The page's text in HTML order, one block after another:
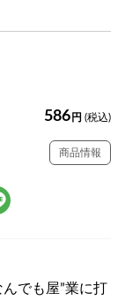
586 円 (税込)
商品情報
でも屋”業に打